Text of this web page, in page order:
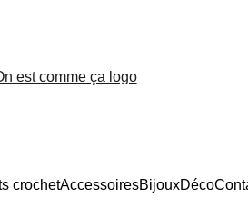
crochetAccessoiresBijouxDéco